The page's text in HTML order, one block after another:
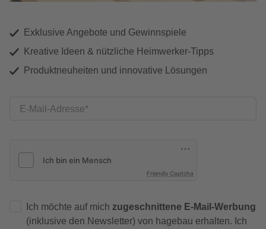
Exklusive Angebote und Gewinnspiele
Kreative Ideen & nützliche Heimwerker-Tipps
Produktneuheiten und innovative Lösungen
E-Mail-Adresse
Friendly Captcha
Ich möchte auf mich zugeschnittene E-Mail-Werbung
(inklusive den Newsletter) von hagebau erhalten. Ich